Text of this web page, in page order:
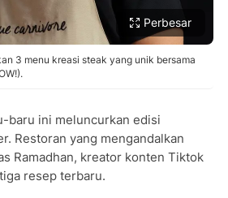
Perbesar
3 menu kreasi steak yang unik bersama
baru ini meluncurkan edisi
Restoran yang mengandalkan
Ramadhan, kreator konten Tiktok
resep terbaru.